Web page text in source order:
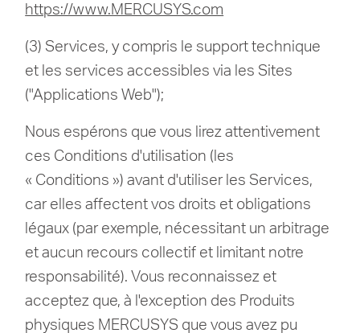
https://www.MERCUSYS.com
(3) Services, y compris le support technique
et les services accessibles via les Sites
("Applications Web");
Nous espérons que vous lirez attentivement
ces Conditions d'utilisation (les
« Conditions ») avant d'utiliser les Services,
car elles affectent vos droits et obligations
légaux (par exemple, nécessitant un arbitrage
et aucun recours collectif et limitant notre
responsabilité).Vous reconnaissez et
acceptez que, à l'exception des Produits
physiques MERCUSYS que vous avez pu